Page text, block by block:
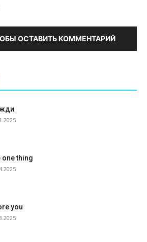
ОСТАВИТЬ КОММЕНТАРИЙ
one thing
you